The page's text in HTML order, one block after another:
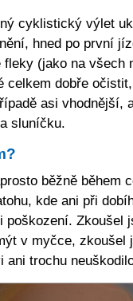
cyklistický výlet
hned po první
fleky (jako na všech
celkem dobře
asi vhodnější,
sluníčku.
běžně během
kde ani při
poškození. Zkoušel
v myčce, zkoušel
ani trochu